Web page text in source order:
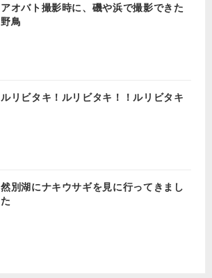
アオバト撮影時に、磯や浜で撮影できた
野鳥
ルリビタキ！ルリビタキ！！ルリビタキ
然別湖にナキウサギを見に行ってきまし
た